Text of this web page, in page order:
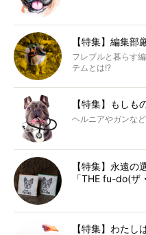
【特集】編集
フレブルと暮らす
テムとは!?
【特集】もしも
ヘルニアやガンな
【特集】永遠
「THE fu-do(ザ
【特集】わたし